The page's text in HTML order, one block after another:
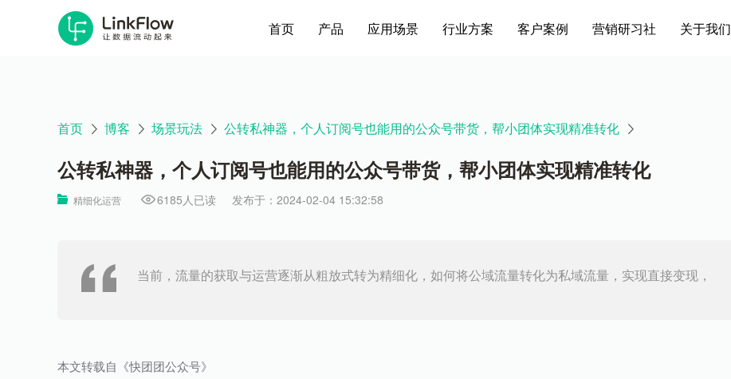
首页 产品 应用场景 行业方案 客户案例 营销研习社 关于我们
首页 博客 场景玩法 公转私神器，个人订阅号也能用的公众号带货，帮小团体实现精准转化
公转私神器，个人订阅号也能用的公众号带货，帮小团体实现精准转化
精细化运营 6185人已读 发布于：2024-02-04 15:32:58
当前，流量的获取与运营逐渐从粗放式转为精细化，如何将公域流量转化为私域流量，实现直接变现，
本文转载自《快团团公众号》